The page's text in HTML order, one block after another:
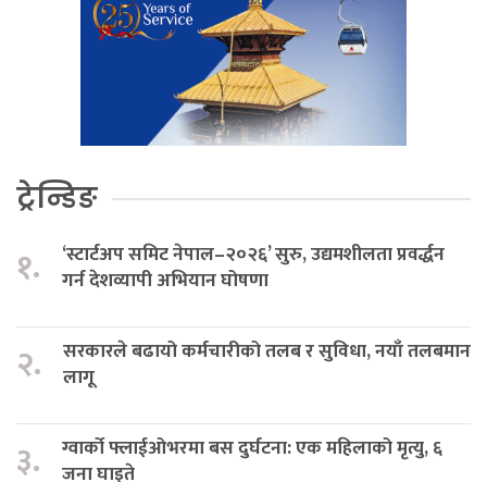
ट्रेन्डिङ
१.
‘स्टार्टअप समिट नेपाल–२०२६’ सुरु, उद्यमशीलता प्रवर्द्धन
गर्न देशव्यापी अभियान घोषणा
२.
सरकारले बढायो कर्मचारीको तलब र सुविधा, नयाँ तलबमान
लागू
३.
ग्वार्को फ्लाईओभरमा बस दुर्घटना: एक महिलाको मृत्यु, ६
जना घाइते